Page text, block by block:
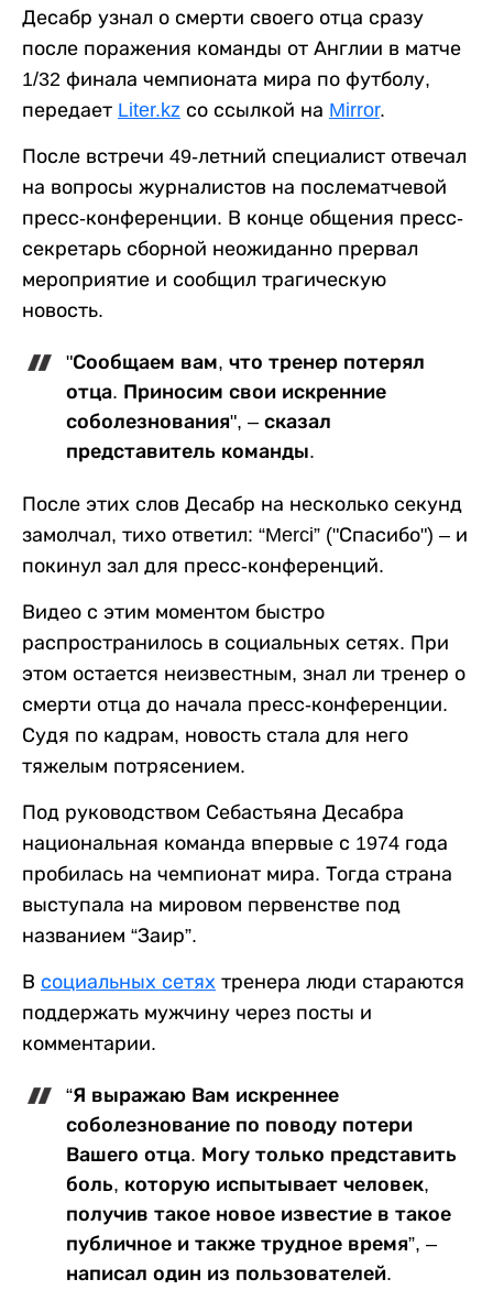
Десабр узнал о смерти своего отца сразу
после поражения команды от Англии в матче
1/32 финала чемпионата мира по футболу,
передает Liter.kz со ссылкой на Mirror.
После встречи 49-летний специалист отвечал
на вопросы журналистов на послематчевой
пресс-конференции. В конце общения пресс-
секретарь сборной неожиданно прервал
мероприятие и сообщил трагическую
новость.
"Сообщаем вам, что тренер потерял
отца. Приносим свои искренние
соболезнования", – сказал
представитель команды.
После этих слов Десабр на несколько секунд
замолчал, тихо ответил: “Merci” ("Спасибо") – и
покинул зал для пресс-конференций.
Видео с этим моментом быстро
распространилось в социальных сетях. При
этом остается неизвестным, знал ли тренер о
смерти отца до начала пресс-конференции.
Судя по кадрам, новость стала для него
тяжелым потрясением.
Под руководством Себастьяна Десабра
национальная команда впервые с 1974 года
пробилась на чемпионат мира. Тогда страна
выступала на мировом первенстве под
названием “Заир”.
В социальных сетях тренера люди стараются
поддержать мужчину через посты и
комментарии.
“Я выражаю Вам искреннее
соболезнование по поводу потери
Вашего отца. Могу только представить
боль, которую испытывает человек,
получив такое новое известие в такое
публичное и также трудное время”, –
написал один из пользователей.